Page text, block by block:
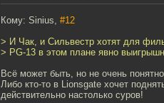
Кому: Sinius, #12
> И Чак, и Сильвестр хотят для
> PG-13 в этом плане явно
Всё может быть, но не очень
Либо кто-то в Lionsgate хочет
действительно настолько суров!